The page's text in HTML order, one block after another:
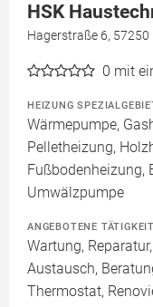
HSK
Hagerstraße 6,
0 mit
HEIZUNG
Wärmepumpe,
Pelletheizung,
Fußbodenheizung,
Umwälzpumpe
ANGEBOTENE
Wartung,
Austausch,
Thermostat,